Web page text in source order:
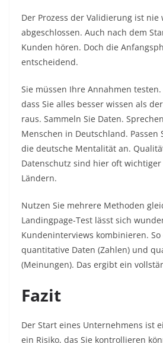
Der Prozess der Validierung ist nie
abgeschlossen. Auch nach dem
Kunden hören. Doch die
entscheidend.
Sie müssen Ihre Annahmen
dass Sie alles besser wissen als
raus. Sammeln Sie Daten.
Menschen in Deutschland. Passen
die deutsche Mentalität an.
Datenschutz sind hier oft
Ländern.
Nutzen Sie mehrere Methoden
Landingpage-Test lässt sich
Kundeninterviews kombinieren. So
quantitative Daten (Zahlen) und
(Meinungen). Das ergibt ein
Fazit
Der Start eines Unternehmens ist
ein Risiko, das Sie kontrollieren